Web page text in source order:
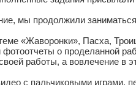
мы продолжили
«Жаворонки», Пасха,
о проделанной
работы, а вовлечение в
с пальчиковыми играми,